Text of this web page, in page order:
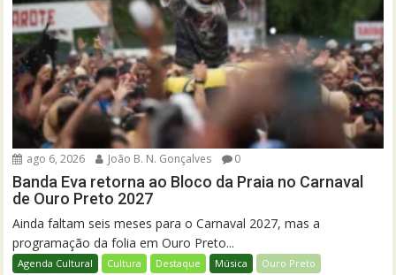
ago 6, 2026 João B. N. Gonçalves 0
Banda Eva retorna ao Bloco da Praia no Carnaval
de Ouro Preto 2027
Ainda faltam seis meses para o Carnaval 2027, mas a
programação da folia em Ouro Preto...
Agenda Cultural Cultura Destaque Música Ouro Preto